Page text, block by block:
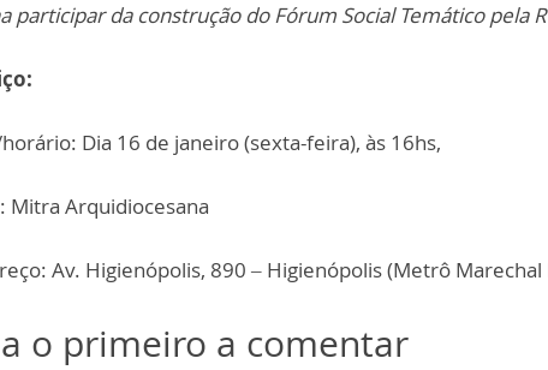
participar da construção do Fórum Social Temático pela
Dia 16 de janeiro (sexta-feira), às 16hs,
Mitra Arquidiocesana
Av. Higienópolis, 890 – Higienópolis (Metrô
o primeiro a comentar